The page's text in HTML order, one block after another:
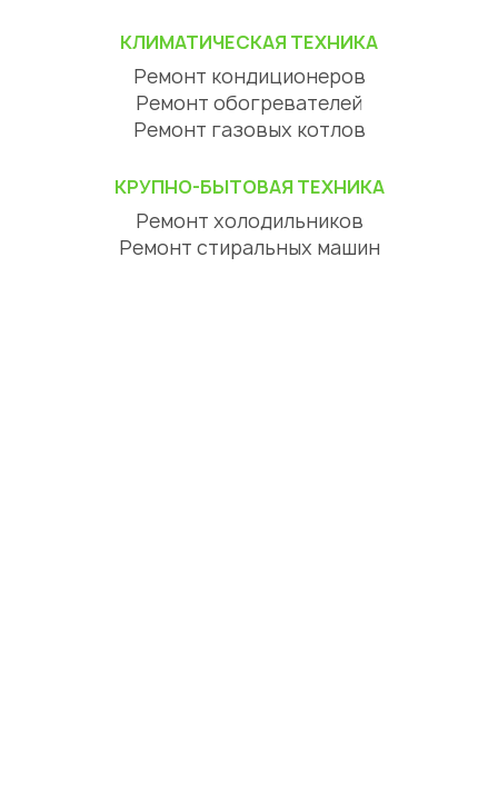
КЛИМАТИЧЕСКАЯ ТЕХНИКА
Ремонт кондиционеров
Ремонт обогревателей
Ремонт газовых котлов
КРУПНО-БЫТОВАЯ ТЕХНИКА
Ремонт холодильников
Ремонт стиральных машин